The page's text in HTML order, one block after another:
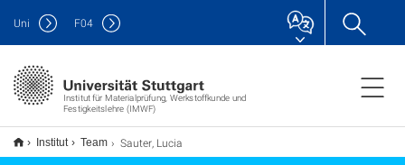
Institut für Materialprüfung, Werkstoffkunde und
Festigkeitslehre (IMWF)
Uni F04
Institut Team Sauter, Lucia